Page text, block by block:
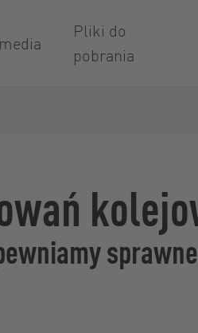
Pliki do
pobrania